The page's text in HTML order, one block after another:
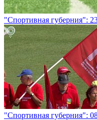
"Спортивная губерния":
"Спортивная губерния":